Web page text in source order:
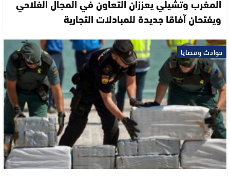
ويفتحان آفاقا جديدة للمبادلات التجارية
حوادث وقضايا